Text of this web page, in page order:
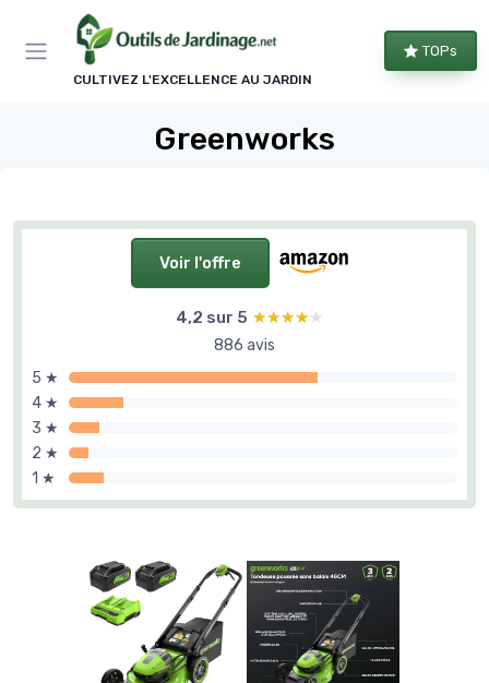
CULTIVEZ L'EXCELLENCE AU JARDIN
TOPs
Greenworks
Voir l'offre
4,2 sur 5 ★★★★★
★★★★★
886 avis
5 ★
4 ★
3 ★
2 ★
1 ★
Panneau de gestion des cookies